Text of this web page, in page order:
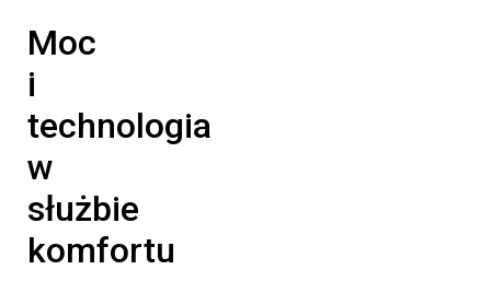
Moc
i
technologia
w
służbie
komfortu